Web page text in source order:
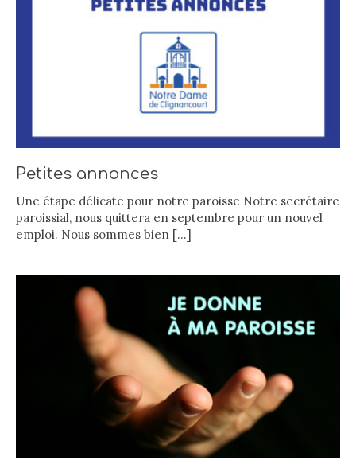
Petites annonces
Une étape délicate pour notre paroisse Notre secrétaire
paroissial, nous quittera en septembre pour un nouvel
emploi. Nous sommes bien […]